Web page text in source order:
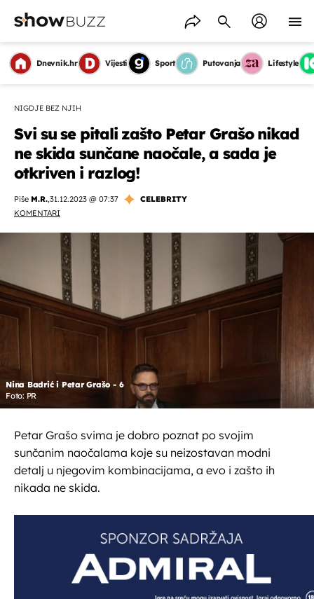
Dnevnik.hr Vijesti Sport Putovanja Lifestyle
NIGDJE BEZ NJIH
Svi su se pitali zašto Petar Grašo nikad
ne skida sunčane naočale, a sada je
otkriven i razlog!
Piše M.R.,31.12.2023 @ 07:37
CELEBRITY
KOMENTARI
Nina Badrić i Petar Grašo - 6
Foto: PR
Petar Grašo svima je dobro poznat po svojim
sunčanim naočalama koje su neizostavan modni
detalj u njegovim kombinacijama, a evo i zašto ih
nikada ne skida.
OMOGUĆI OBAVIJESTI